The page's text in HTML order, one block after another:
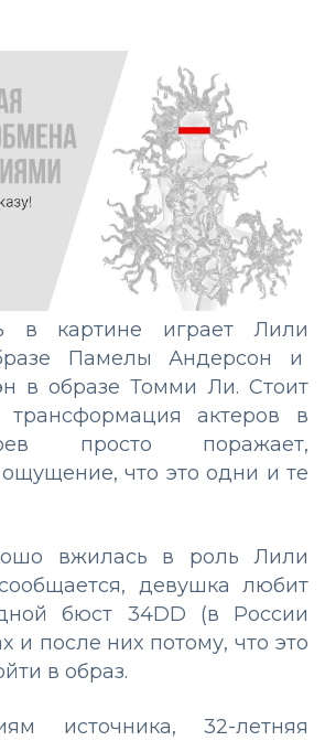
в картине играет Лили
Памелы Андерсон и
в образе Томми Ли. Стоит
трансформация актеров в
просто поражает,
что это одни и те
вжилась в роль Лили
девушка любит
бюст 34DD (в России
и после них потому, что это
в образ.
источника, 32-летняя